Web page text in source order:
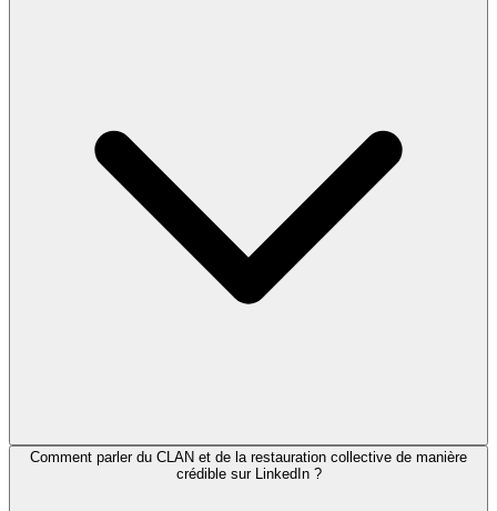
Comment parler du CLAN et de la restauration collective de manière
crédible sur LinkedIn ?